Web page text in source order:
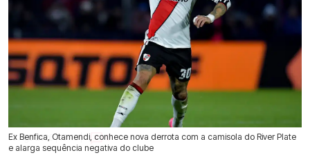
Ex Benfica, Otamendi, conhece nova derrota com a camisola do River Plate
e alarga sequência negativa do clube
09 Ago 2026 | 13:48 | 0